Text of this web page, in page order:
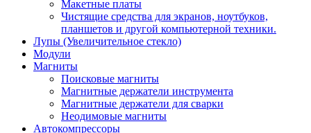
Макетные платы
Чистящие средства для экранов, ноутбуков,
планшетов и другой компьютерной техники.
Лупы (Увеличительное стекло)
Модули
Магниты
Поисковые магниты
Магнитные держатели инструмента
Магнитные держатели для сварки
Неодимовые магниты
Автокомпрессоры